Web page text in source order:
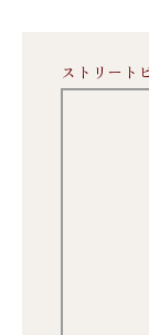
ストリート